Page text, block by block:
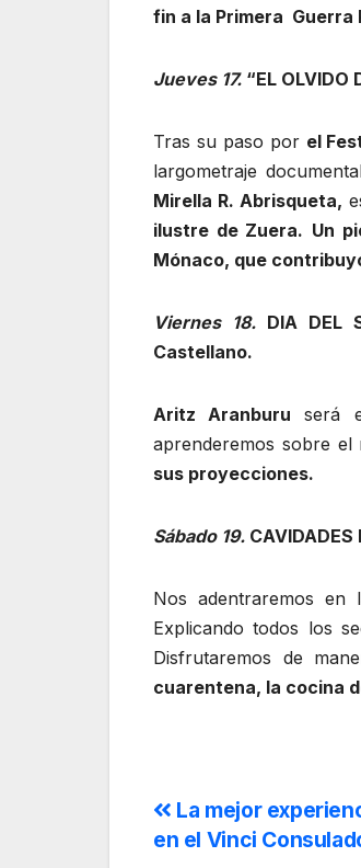
fin a la Primera Guerra
Jueves 17. “EL
Tras su paso por el
largometraje
Mirella R. Abrisqueta,
ilustre de Zuera. Un
Mónaco, que
Viernes 18. DIA DEL
Castellano.
Aritz Aranburu será
aprenderemos sobre el
sus proyecciones.
Sábado 19.
Nos adentraremos en
Explicando todos los
Disfrutaremos de
cuarentena, la cocina
La mejor
en el Vinci